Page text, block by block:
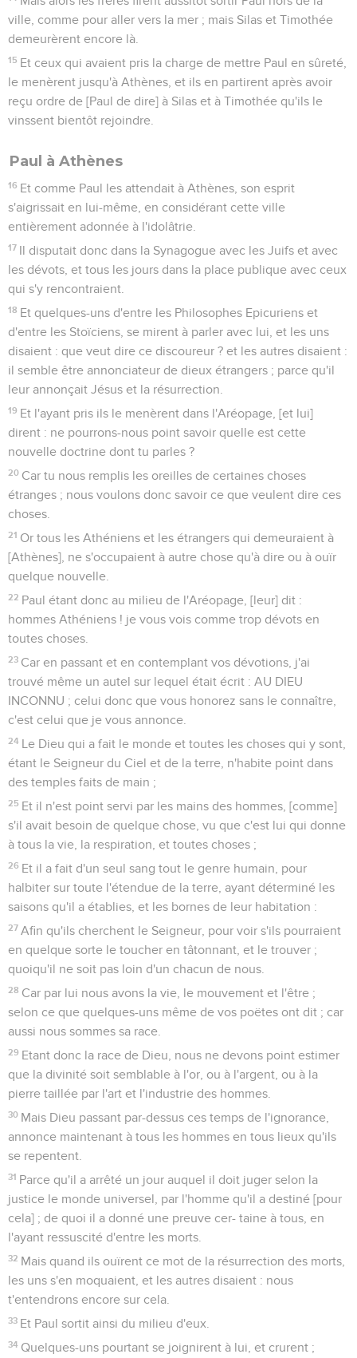
ville, comme pour aller vers la mer ; mais Silas et Timothée
demeurèrent encore là.
15 Et ceux qui avaient pris la charge de mettre Paul en sûreté,
le menèrent jusqu'à Athènes, et ils en partirent après avoir
reçu ordre de [Paul de dire] à Silas et à Timothée qu'ils le
vinssent bientôt rejoindre.
Paul à Athènes
16 Et comme Paul les attendait à Athènes, son esprit
s'aigrissait en lui-même, en considérant cette ville
entièrement adonnée à l'idolâtrie.
17 Il disputait donc dans la Synagogue avec les Juifs et avec
les dévots, et tous les jours dans la place publique avec ceux
qui s'y rencontraient.
18 Et quelques-uns d'entre les Philosophes Epicuriens et
d'entre les Stoïciens, se mirent à parler avec lui, et les uns
disaient : que veut dire ce discoureur ? et les autres disaient :
il semble être annonciateur de dieux étrangers ; parce qu'il
leur annonçait Jésus et la résurrection.
19 Et l'ayant pris ils le menèrent dans l'Aréopage, [et lui]
dirent : ne pourrons-nous point savoir quelle est cette
nouvelle doctrine dont tu parles ?
20 Car tu nous remplis les oreilles de certaines choses
étranges ; nous voulons donc savoir ce que veulent dire ces
choses.
21 Or tous les Athéniens et les étrangers qui demeuraient à
[Athènes], ne s'occupaient à autre chose qu'à dire ou à ouïr
quelque nouvelle.
22 Paul étant donc au milieu de l'Aréopage, [leur] dit :
hommes Athéniens ! je vous vois comme trop dévots en
toutes choses.
23 Car en passant et en contemplant vos dévotions, j'ai
trouvé même un autel sur lequel était écrit : AU DIEU
INCONNU ; celui donc que vous honorez sans le connaître,
c'est celui que je vous annonce.
24 Le Dieu qui a fait le monde et toutes les choses qui y sont,
étant le Seigneur du Ciel et de la terre, n'habite point dans
des temples faits de main ;
25 Et il n'est point servi par les mains des hommes, [comme]
s'il avait besoin de quelque chose, vu que c'est lui qui donne
à tous la vie, la respiration, et toutes choses ;
26 Et il a fait d'un seul sang tout le genre humain, pour
halbiter sur toute l'étendue de la terre, ayant déterminé les
saisons qu'il a établies, et les bornes de leur habitation :
27 Afin qu'ils cherchent le Seigneur, pour voir s'ils pourraient
en quelque sorte le toucher en tâtonnant, et le trouver ;
quoiqu'il ne soit pas loin d'un chacun de nous.
28 Car par lui nous avons la vie, le mouvement et l'être ;
selon ce que quelques-uns même de vos poëtes ont dit ; car
aussi nous sommes sa race.
29 Etant donc la race de Dieu, nous ne devons point estimer
que la divinité soit semblable à l'or, ou à l'argent, ou à la
pierre taillée par l'art et l'industrie des hommes.
30 Mais Dieu passant par-dessus ces temps de l'ignorance,
annonce maintenant à tous les hommes en tous lieux qu'ils
se repentent.
31 Parce qu'il a arrêté un jour auquel il doit juger selon la
justice le monde universel, par l'homme qu'il a destiné [pour
cela] ; de quoi il a donné une preuve cer- taine à tous, en
l'ayant ressuscité d'entre les morts.
32 Mais quand ils ouïrent ce mot de la résurrection des morts,
les uns s'en moquaient, et les autres disaient : nous
t'entendrons encore sur cela.
33 Et Paul sortit ainsi du milieu d'eux.
34 Quelques-uns pourtant se joignirent à lui, et crurent ;